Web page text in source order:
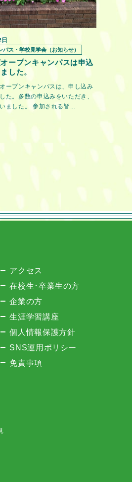
パス・学校見学会（お知らせ）
ープンキャンパスは申込
した。
ープンキャンパスは、申し込み
た。多数の申込みをいただき、
ました。 参加される皆...
アクセス
在校生･卒業生の方
企業の方
生涯学習講座
個人情報保護方針
SNS運用ポリシー
免責事項